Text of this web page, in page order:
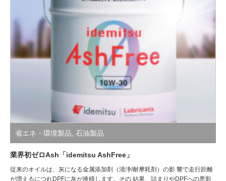
省エネ・環境製品 石油製品
業界初ゼロAsh「idemitsu AshFree」
従来のオイルは、灰になる金属添加剤（清浄/耐摩耗剤）の影 響で走行距離
が増えるにつれDPFに灰が堆積します。その 結果、詰まりやDPFへの悪影